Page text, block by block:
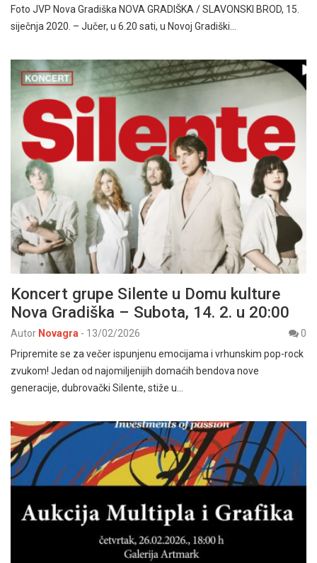
Foto JVP Nova Gradiška NOVA GRADIŠKA / SLAVONSKI BROD, 15.
siječnja 2020. – Jučer, u 6.20 sati, u Novoj Gradiški…
Koncert grupe Silente u Domu kulture
Nova Gradiška – Subota, 14. 2. u 20:00
Autor Novagra - 13/02/2026
0
Pripremite se za večer ispunjenu emocijama i vrhunskim pop-rock
zvukom! Jedan od najomiljenijih domaćih bendova nove
generacije, dubrovački Silente, stiže u…